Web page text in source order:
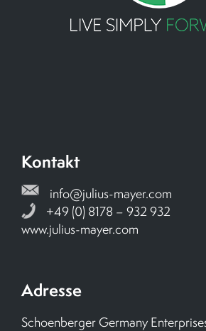
Kontakt
info@julius-mayer.com
+49 (0) 8178 – 932 932
www.julius-mayer.com
Adresse
Schoenberger Germany